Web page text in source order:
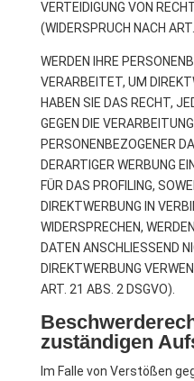
VERTEIDIGUNG VON
(WIDERSPRUCH NACH
WERDEN IHRE
VERARBEITET, UM
HABEN SIE DAS RECHT,
GEGEN DIE
PERSONENBEZOGENER
DERARTIGER WERBUNG
FÜR DAS PROFILING,
DIREKTWERBUNG IN
WIDERSPRECHEN,
DATEN ANSCHLIESSEND
DIREKTWERBUNG
ART. 21 ABS. 2 DSGVO).
zuständigen
Im Falle von Verstößen